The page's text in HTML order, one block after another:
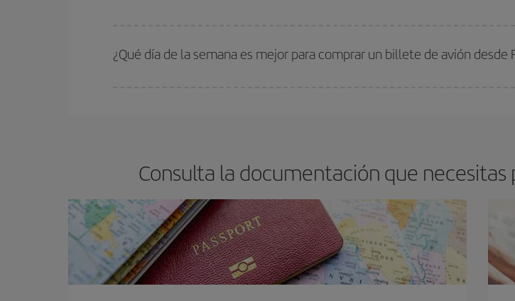
¿Qué día de la semana es mejor para comprar un billete de avión
Consulta la documentación que